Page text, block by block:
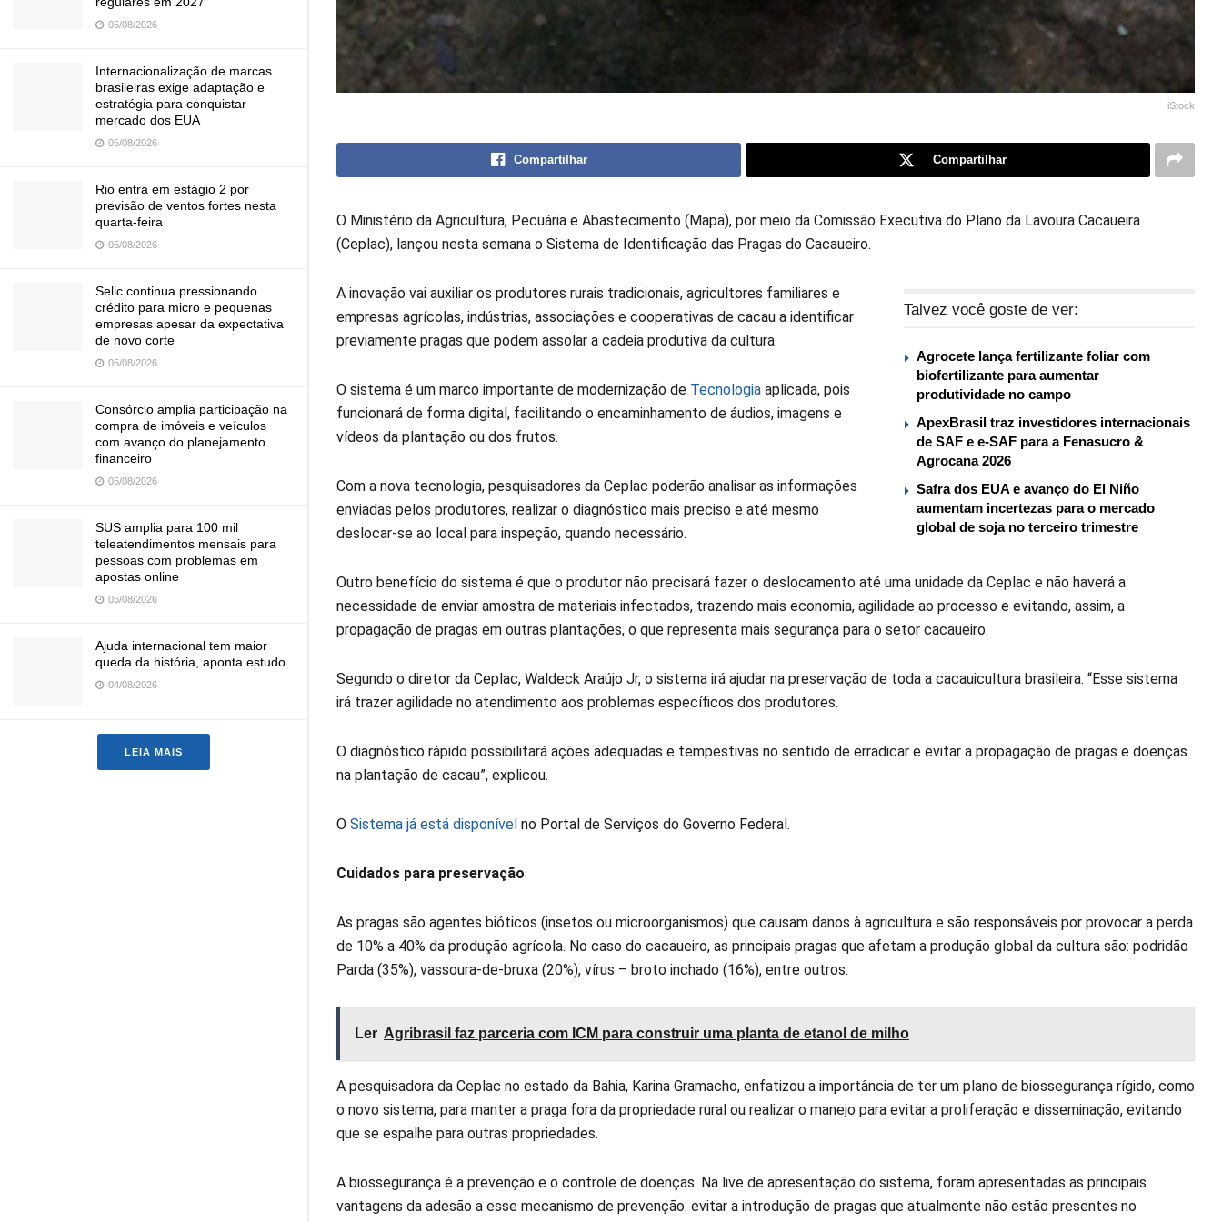
05/08/2026
Internacionalização de marcas
brasileiras exige adaptação e
estratégia para conquistar
mercado dos EUA
05/08/2026
Rio entra em estágio 2 por
previsão de ventos fortes nesta
quarta-feira
05/08/2026
Selic continua pressionando
crédito para micro e pequenas
empresas apesar da expectativa
de novo corte
05/08/2026
Consórcio amplia participação na
compra de imóveis e veículos
com avanço do planejamento
financeiro
05/08/2026
SUS amplia para 100 mil
teleatendimentos mensais para
pessoas com problemas em
apostas online
05/08/2026
Ajuda internacional tem maior
queda da história, aponta estudo
04/08/2026
LEIA MAIS
iStock
Compartilhar Compartilhar
O Ministério da Agricultura, Pecuária e Abastecimento (Mapa), por meio da Comissão Executiva do Plano da Lavoura Cacaueira
(Ceplac), lançou nesta semana o Sistema de Identificação das Pragas do Cacaueiro.
Talvez você goste de ver:
Agrocete lança fertilizante foliar com
biofertilizante para aumentar
produtividade no campo
ApexBrasil traz investidores internacionais
de SAF e e-SAF para a Fenasucro &
Agrocana 2026
Safra dos EUA e avanço do El Niño
aumentam incertezas para o mercado
global de soja no terceiro trimestre
A inovação vai auxiliar os produtores rurais tradicionais, agricultores familiares e
empresas agrícolas, indústrias, associações e cooperativas de cacau a identificar
previamente pragas que podem assolar a cadeia produtiva da cultura.
O sistema é um marco importante de modernização de Tecnologia aplicada, pois
funcionará de forma digital, facilitando o encaminhamento de áudios, imagens e
vídeos da plantação ou dos frutos.
Com a nova tecnologia, pesquisadores da Ceplac poderão analisar as informações
enviadas pelos produtores, realizar o diagnóstico mais preciso e até mesmo
deslocar-se ao local para inspeção, quando necessário.
Outro benefício do sistema é que o produtor não precisará fazer o deslocamento até uma unidade da Ceplac e não haverá a
necessidade de enviar amostra de materiais infectados, trazendo mais economia, agilidade ao processo e evitando, assim, a
propagação de pragas em outras plantações, o que representa mais segurança para o setor cacaueiro.
Segundo o diretor da Ceplac, Waldeck Araújo Jr, o sistema irá ajudar na preservação de toda a cacauicultura brasileira. “Esse sistema
irá trazer agilidade no atendimento aos problemas específicos dos produtores.
O diagnóstico rápido possibilitará ações adequadas e tempestivas no sentido de erradicar e evitar a propagação de pragas e doenças
na plantação de cacau”, explicou.
O Sistema já está disponível no Portal de Serviços do Governo Federal.
Cuidados para preservação
As pragas são agentes bióticos (insetos ou microorganismos) que causam danos à agricultura e são responsáveis por provocar a perda
de 10% a 40% da produção agrícola. No caso do cacaueiro, as principais pragas que afetam a produção global da cultura são: podridão
Parda (35%), vassoura-de-bruxa (20%), vírus – broto inchado (16%), entre outros.
Ler Agribrasil faz parceria com ICM para construir uma planta de etanol de milho
A pesquisadora da Ceplac no estado da Bahia, Karina Gramacho, enfatizou a importância de ter um plano de biossegurança rígido, como
o novo sistema, para manter a praga fora da propriedade rural ou realizar o manejo para evitar a proliferação e disseminação, evitando
que se espalhe para outras propriedades.
A biossegurança é a prevenção e o controle de doenças. Na live de apresentação do sistema, foram apresentadas as principais
vantagens da adesão a esse mecanismo de prevenção: evitar a introdução de pragas que atualmente não estão presentes no